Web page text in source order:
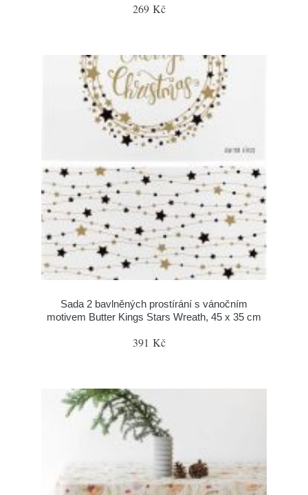
269 Kč
Sada 2 bavlněných prostírání s vánočním
motivem Butter Kings Stars Wreath, 45 x 35 cm
391 Kč